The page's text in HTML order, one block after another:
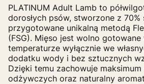
PLATINUM Adult Lamb to
dorosłych psów, stworzone z
przygotowane unikalną metodą
(FSG). Mięso jest wolno gotowane
temperaturze wyłącznie we
dodatku wody i bez sztucznych
Dzięki temu zachowuje
odżywczych oraz naturalny